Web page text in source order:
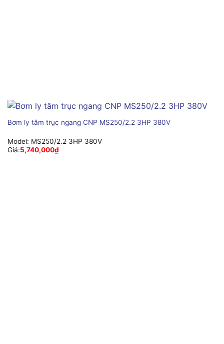
Bơm ly tâm trục ngang CNP MS250/2.2 3HP 380V
Model: MS250/2.2 3HP 380V
Giá:5,740,000₫